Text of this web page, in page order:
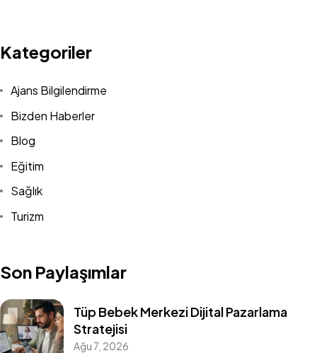
Kategoriler
Ajans Bilgilendirme
Bizden Haberler
Blog
Eğitim
Sağlık
Turizm
Son Paylaşımlar
Tüp Bebek Merkezi Dijital Pazarlama
Stratejisi
Ağu 7, 2026
GizlilikSite Kullanım Şartları
Made with